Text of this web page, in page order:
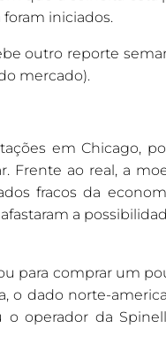
foram iniciados.
outro reporte
mercado).
em Chicago,
Frente ao real, a
fracos da
a
para comprar um
o dado norte-
operador da